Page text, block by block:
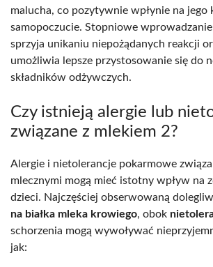
malucha, co pozytywnie wpłynie na jego
samopoczucie. Stopniowe
sprzyja unikaniu niepożądanych reakcji
umożliwia lepsze przystosowanie się do
składników odżywczych.
Czy istnieją alergie lub
związane z mlekiem 2?
Alergie i nietolerancje pokarmowe
mlecznymi mogą mieć istotny wpływ na
dzieci. Najczęściej obserwowaną
na białka mleka krowiego, obok
schorzenia mogą wywoływać
jak: